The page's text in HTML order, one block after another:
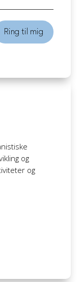
Ring til mig
og
og